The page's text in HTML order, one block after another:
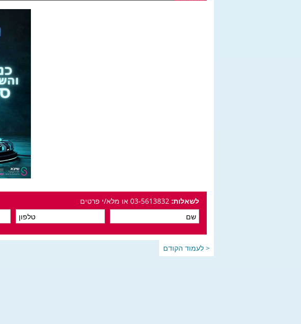
לשאלות: 03-5613832 או מלא/י פרטים
< לעמוד הקודם